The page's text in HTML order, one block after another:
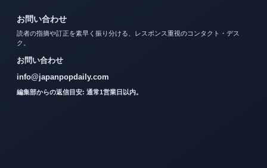
お問い合わせ
読者の指摘や訂正を素早く振り分ける、レスポンス重視のコンタクト・デス
ク。
お問い合わせ
info@japanpopdaily.com
編集部からの返信目安: 通常1営業日以内。